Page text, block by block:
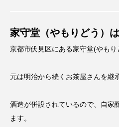
家守堂（やもりどう）
京都市伏見区にある家守堂(やもり
元は明治から続くお茶屋さんを継
酒造が併設されているので、自家
ます。